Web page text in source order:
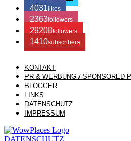
4031 likes
2363followers
29208followers
1410subscribers
/ Free WordPress Plugins and
Themes. Join us right now!
KONTAKT
PR & WERBUNG /
BLOGGER
LINKS
DATENSCHUTZ
IMPRESSUM